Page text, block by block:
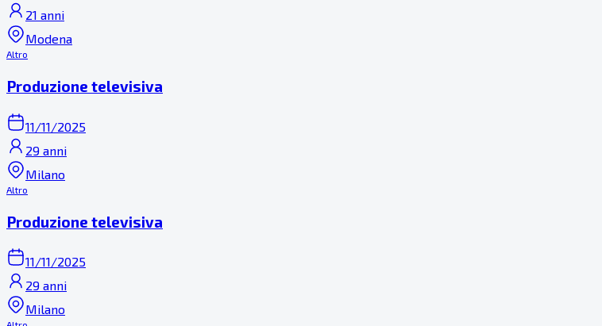
21 anni
Modena
Altro
Produzione televisiva
11/11/2025
29 anni
Milano
Altro
Produzione televisiva
11/11/2025
29 anni
Milano